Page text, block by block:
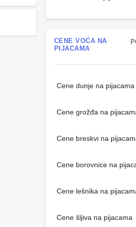
CENE VOĆA NA
PIJACAMA
Cene dunje na pijacama
Cene grožđa na
Cene breskvi na
Cene borovnice na
Cene lešnika na
Cene šljiva na pijacama